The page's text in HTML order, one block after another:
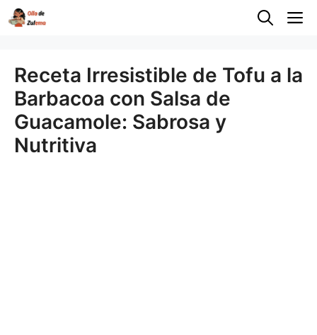
Saltar
Receta Irresistible de Tofu a la
Barbacoa con Salsa de
Guacamole: Sabrosa y
Nutritiva